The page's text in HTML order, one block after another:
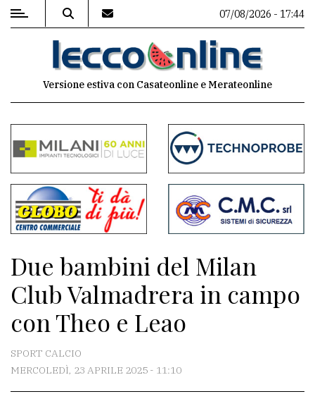
MENU
commenti
Contenuti
del
sito
Meteo
CONTATTI
La
redazione
07/08/2026 - 17:44
Versione estiva con Casateonline e Merateonline
Due bambini del Milan
Club Valmadrera in campo
con Theo e Leao
SPORT CALCIO
MERCOLEDÌ, 23 APRILE 2025 - 11:10